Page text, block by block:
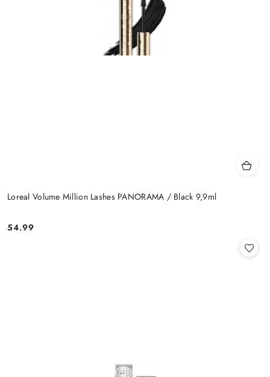
Loreal Volume Million Lashes PANORAMA / Black 9,9ml
Cena:
54.99